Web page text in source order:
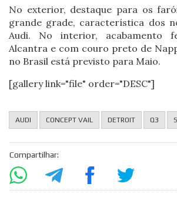
No exterior, destaque para os
grande grade, característica dos
Audi. No interior, acabamento
Alcantra e com couro preto de
no Brasil está previsto para Maio.
[gallery link="file" order="DESC"]
AUDI CONCEPT VAIL DETROIT Q3
Compartilhar: